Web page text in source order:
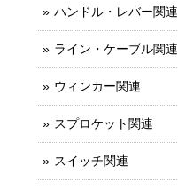
ハンドル・レバー関連
ライン・ケーブル関連
ウィンカー関連
スプロケット関連
スイッチ関連